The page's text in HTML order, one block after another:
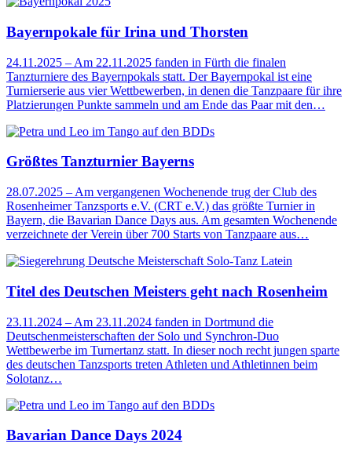
Bayernpokale für Irina und Thorsten
24.11.2025 – Am 22.11.2025 fanden in Fürth die finalen
Tanzturniere des Bayernpokals statt. Der Bayernpokal ist eine
Turnierserie aus vier Wettbewerben, in denen die Tanzpaare für ihre
Platzierungen Punkte sammeln und am Ende das Paar mit den…
Größtes Tanzturnier Bayerns
28.07.2025 – Am vergangenen Wochenende trug der Club des
Rosenheimer Tanzsports e.V. (CRT e.V.) das größte Turnier in
Bayern, die Bavarian Dance Days aus. Am gesamten Wochenende
verzeichnete der Verein über 700 Starts von Tanzpaare aus…
Titel des Deutschen Meisters geht nach Rosenheim
23.11.2024 – Am 23.11.2024 fanden in Dortmund die
Deutschenmeisterschaften der Solo und Synchron-Duo
Wettbewerbe im Turnertanz statt. In dieser noch recht jungen sparte
des deutschen Tanzsports treten Athleten und Athletinnen beim
Solotanz…
Bavarian Dance Days 2024